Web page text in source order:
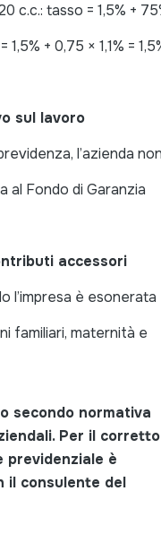
c.c.: tasso = 1,5% +
+ 0,75 × 1,1% =
sul lavoro
l’azienda non
al Fondo di Garanzia
accessori
l’impresa è esonerata
familiari, maternità e
secondo normativa
Per il corretto
previdenziale è
il consulente del